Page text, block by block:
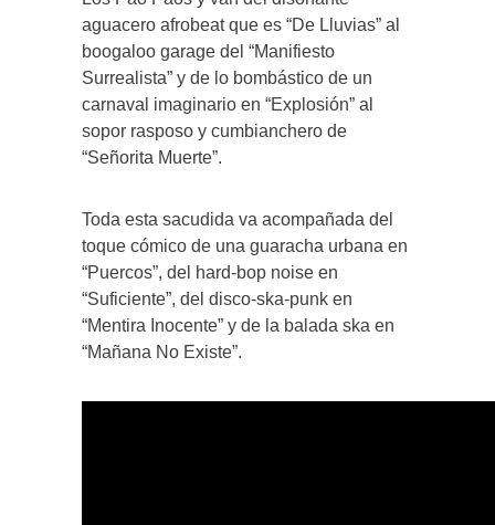
aguacero afrobeat que es “De Lluvias” al
boogaloo garage del “Manifiesto
Surrealista” y de lo bombástico de un
carnaval imaginario en “Explosión” al
sopor rasposo y cumbianchero de
“Señorita Muerte”.
Toda esta sacudida va acompañada del
toque cómico de una guaracha urbana en
“Puercos”, del hard-bop noise en
“Suficiente”, del disco-ska-punk en
“Mentira Inocente” y de la balada ska en
“Mañana No Existe”.